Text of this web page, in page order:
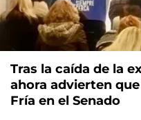
Tras la caída de la
ahora advierten
Fría en el Senado